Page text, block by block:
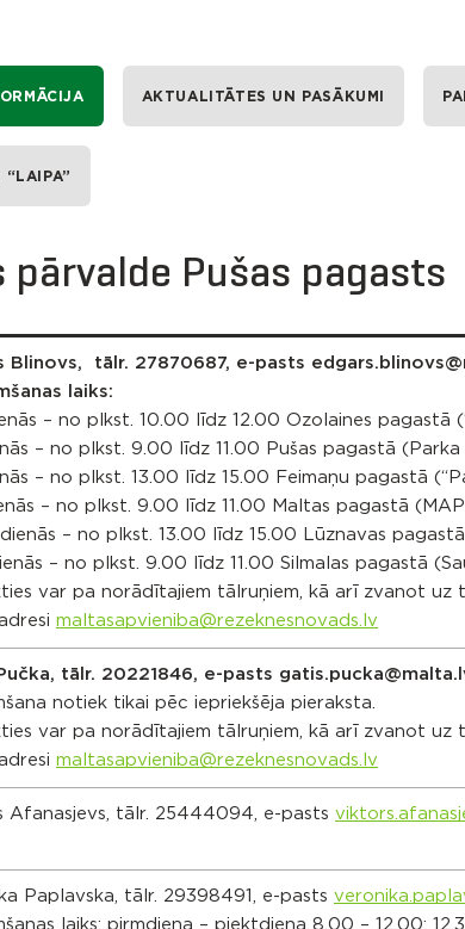
AKTUALITĀTES UN PASĀKUMI
“LAIPA”
Pušas pagasts
Blinovs, tālr. 27870687, e-pasts
laiks:
– no plkst. 10.00 līdz 12.00 Ozolaines pagastā
– no plkst. 9.00 līdz 11.00 Pušas pagastā (Parka
– no plkst. 13.00 līdz 15.00 Feimaņu pagastā
– no plkst. 9.00 līdz 11.00 Maltas pagastā
– no plkst. 13.00 līdz 15.00 Lūznavas
– no plkst. 9.00 līdz 11.00 Silmalas pagastā
var pa norādītajiem tālruņiem, kā arī zvanot uz
maltasapvieniba@rezeknesnovads.lv
tālr. 20221846, e-pasts
notiek tikai pēc iepriekšēja pieraksta.
var pa norādītajiem tālruņiem, kā arī zvanot uz
maltasapvieniba@rezeknesnovads.lv
Afanasjevs, tālr. 25444094, e-pasts
Paplavska, tālr. 29398491, e-pasts
laiks: pirmdiena – piektdiena 8.00 – 12.00;